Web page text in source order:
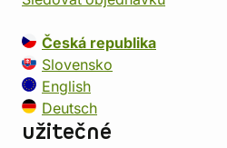
Česká republika
Slovensko
English
Deutsch
užitečné